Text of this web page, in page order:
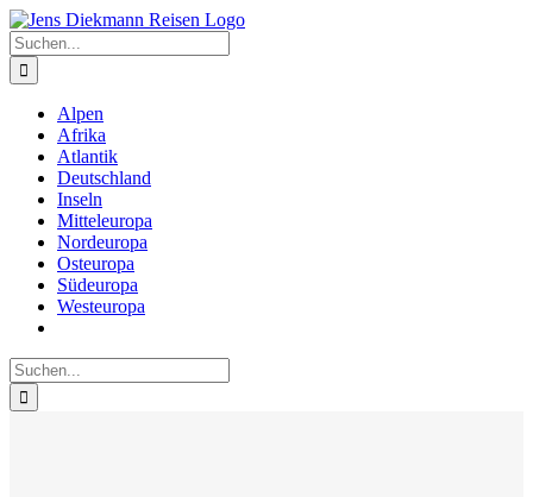
Zum
Inhalt
springen
Suche
nach:
Alpen
Afrika
Atlantik
Deutschland
Inseln
Mitteleuropa
Nordeuropa
Osteuropa
Südeuropa
Westeuropa
Suche
nach: